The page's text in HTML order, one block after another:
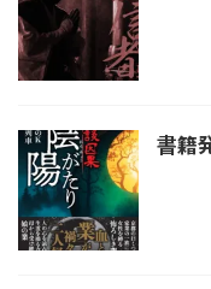
書籍